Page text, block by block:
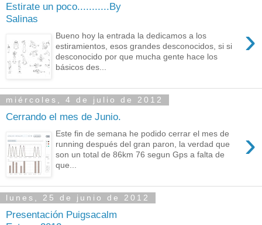
Estirate un poco...........By
Salinas
›
Bueno hoy la entrada la dedicamos a los
estiramientos, esos grandes desconocidos, si si
desconocido por que mucha gente hace los
básicos des...
miércoles, 4 de julio de 2012
Cerrando el mes de Junio.
›
Este fin de semana he podido cerrar el mes de
running después del gran paron, la verdad que
son un total de 86km 76 segun Gps a falta de
que...
lunes, 25 de junio de 2012
Presentación Puigsacalm